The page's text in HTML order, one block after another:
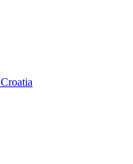
Croatia